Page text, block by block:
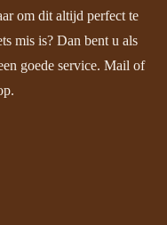
om dit altijd perfect te
mis is? Dan bent u als
goede service. Mail of